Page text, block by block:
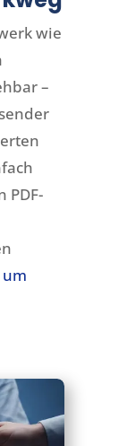
wie
–
PDF-